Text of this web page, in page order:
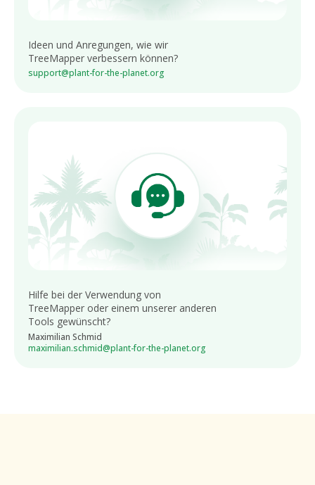
Ideen und Anregungen, wie wir
TreeMapper verbessern können?
support@plant-for-the-planet.org
Hilfe bei der Verwendung von
TreeMapper oder einem unserer anderen
Tools gewünscht?
Maximilian Schmid
maximilian.schmid@plant-for-the-planet.org